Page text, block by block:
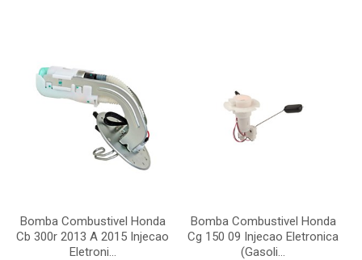
Bomba Combustivel Honda
Cb 300r 2013 A 2015 Injecao
Eletroni...
Bomba Combustivel Honda
Cg 150 09 Injecao Eletronica
(Gasoli...